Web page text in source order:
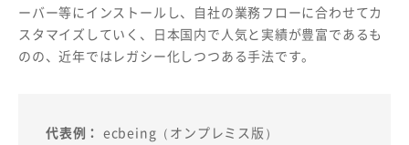
ーバー等にインストールし、自社の業務フローに合わせてカ
スタマイズしていく、日本国内で人気と実績が豊富であるも
のの、近年ではレガシー化しつつある手法です。
代表例： ecbeing（オンプレミス版）